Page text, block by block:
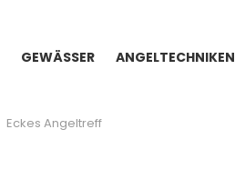
GEWÄSSER ANGELTECHNIKEN
Eckes Angeltreff